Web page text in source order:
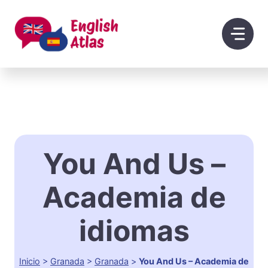
contenido
You And Us –
Academia de
idiomas
Inicio > Granada > Granada > You And Us – Academia de